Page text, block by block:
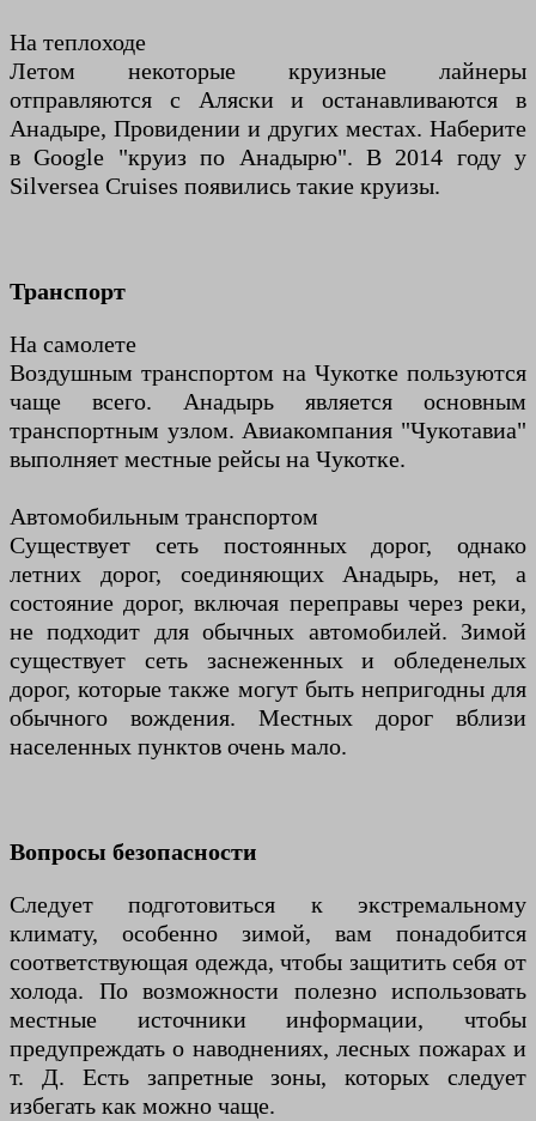
На теплоходе
Летом некоторые круизные лайнеры
отправляются с Аляски и останавливаются в
Анадыре, Провидении и других местах. Наберите
в Google "круиз по Анадырю". В 2014 году у
Silversea Cruises появились такие круизы.
Транспорт
На самолете
Воздушным транспортом на Чукотке пользуются
чаще всего. Анадырь является основным
транспортным узлом. Авиакомпания "Чукотавиа"
выполняет местные рейсы на Чукотке.
Автомобильным транспортом
Существует сеть постоянных дорог, однако
летних дорог, соединяющих Анадырь, нет, а
состояние дорог, включая переправы через реки,
не подходит для обычных автомобилей. Зимой
существует сеть заснеженных и обледенелых
дорог, которые также могут быть непригодны для
обычного вождения. Местных дорог вблизи
населенных пунктов очень мало.
Вопросы безопасности
Следует подготовиться к экстремальному
климату, особенно зимой, вам понадобится
соответствующая одежда, чтобы защитить себя от
холода. По возможности полезно использовать
местные источники информации, чтобы
предупреждать о наводнениях, лесных пожарах и
т. Д. Есть запретные зоны, которых следует
избегать как можно чаще.